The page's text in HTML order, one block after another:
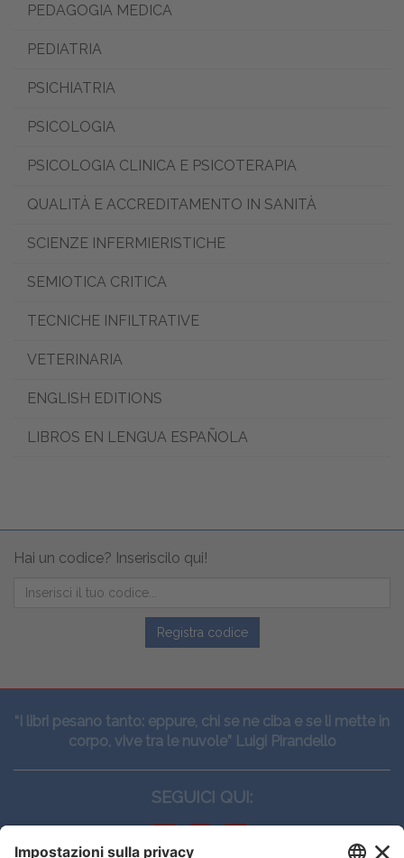
PEDAGOGIA MEDICA
PEDIATRIA
PSICHIATRIA
PSICOLOGIA
PSICOLOGIA CLINICA E PSICOTERAPIA
QUALITÀ E ACCREDITAMENTO IN SANITÀ
SCIENZE INFERMIERISTICHE
SEMIOTICA CRITICA
TECNICHE INFILTRATIVE
VETERINARIA
ENGLISH EDITIONS
LIBROS EN LENGUA ESPAÑOLA
Hai un codice? Inseriscilo qui!
Registra codice
“I libri pesano tanto: eppure, chi se ne ciba e se li mette in
corpo, vive tra le nuvole” Luigi Pirandello
SEGUICI QUI: